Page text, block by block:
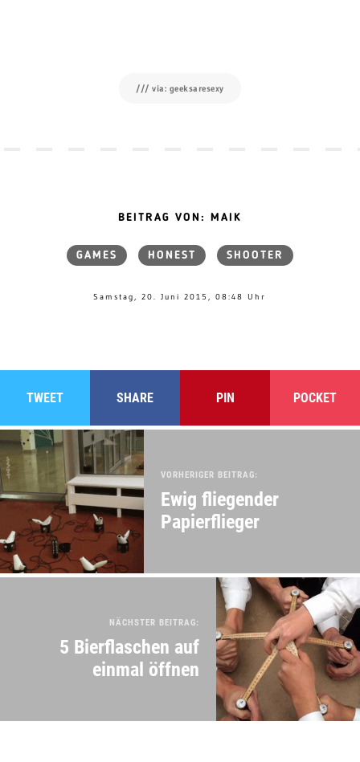
/// via: geeksaresexy
BEITRAG VON: MAIK
GAMES HONEST SHOOTER
Samstag, 20. Juni 2015, 08:48 Uhr
TWEET SHARE PIN POCKET
VORHERIGER BEITRAG:
Ewig fliegender
Papierflieger
NÄCHSTER BEITRAG:
5 Bierflaschen auf
einmal öffnen